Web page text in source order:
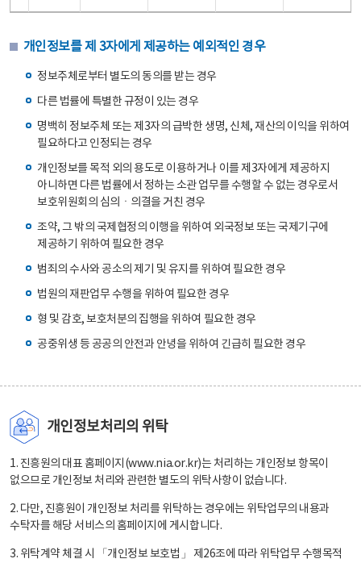
개인정보를 제 3자에게 제공하는 예외적인 경우
정보주체로부터 별도의 동의를 받는 경우
다른 법률에 특별한 규정이 있는 경우
명백히 정보주체 또는 제3자의 급박한 생명, 신체, 재산의 이익을 위하여
필요하다고 인정되는 경우
개인정보를 목적 외의 용도로 이용하거나 이를 제3자에게 제공하지
아니하면 다른 법률에서 정하는 소관 업무를 수행할 수 없는 경우로서
보호위원회의 심의ㆍ의결을 거친 경우
조약, 그 밖의 국제협정의 이행을 위하여 외국정보 또는 국제기구에
제공하기 위하여 필요한 경우
범죄의 수사와 공소의 제기 및 유지를 위하여 필요한 경우
법원의 재판업무 수행을 위하여 필요한 경우
형 및 감호, 보호처분의 집행을 위하여 필요한 경우
공중위생 등 공공의 안전과 안녕을 위하여 긴급히 필요한 경우
개인정보처리의 위탁
1. 진흥원의 대표 홈페이지(www.nia.or.kr)는 처리하는 개인정보 항목이
없으므로 개인정보 처리와 관련한 별도의 위탁사항이 없습니다.
2. 다만, 진흥원이 개인정보 처리를 위탁하는 경우에는 위탁업무의 내용과
수탁자를 해당 서비스의 홈페이지에 게시합니다.
3. 위탁계약 체결 시 「개인정보 보호법」 제26조에 따라 위탁업무 수행목적